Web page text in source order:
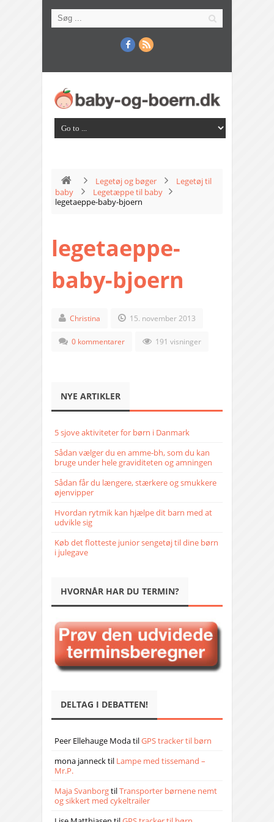
Legetøj og bøger
Legetøj til
baby
Legetæppe til baby
legetaeppe-baby-bjoern
legetaeppe-
baby-bjoern
Christina 15. november 2013
0 kommentarer 191 visninger
NYE ARTIKLER
5 sjove aktiviteter for børn i Danmark
Sådan vælger du en amme-bh, som du kan
bruge under hele graviditeten og amningen
Sådan får du længere, stærkere og smukkere
øjenvipper
Hvordan rytmik kan hjælpe dit barn med at
udvikle sig
Køb det flotteste junior sengetøj til dine børn
i julegave
HVORNÅR HAR DU TERMIN?
DELTAG I DEBATTEN!
Peer Ellehauge ModatilGPS tracker til børn
mona jannecktil Lampe med tissemand –
Mr.P.
Maja SvanborgtilTransporter børnene nemt
og sikkert med cykeltrailer